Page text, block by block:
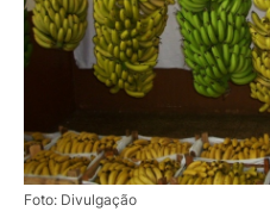
Foto: Divulgação